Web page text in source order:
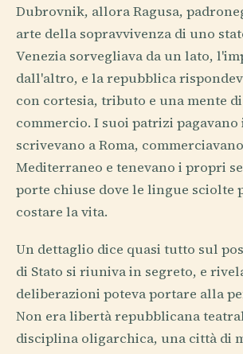
Dubrovnik, allora Ragusa,
arte della sopravvivenza di uno
Venezia sorvegliava da un lato,
dall'altro, e la repubblica
con cortesia, tributo e una mente
commercio. I suoi patrizi
scrivevano a Roma,
Mediterraneo e tenevano i propri
porte chiuse dove le lingue sciolte
costare la vita.
Un dettaglio dice quasi tutto sul
di Stato si riuniva in segreto, e
deliberazioni poteva portare alla
Non era libertà repubblicana
disciplina oligarchica, una città di